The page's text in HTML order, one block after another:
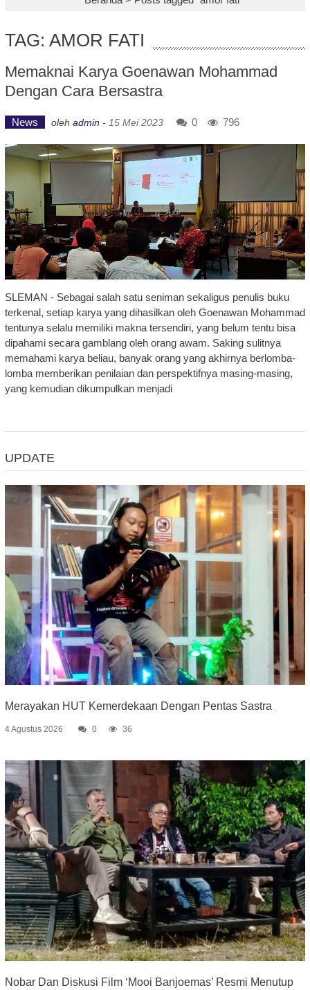
TAG: AMOR FATI
Memaknai Karya Goenawan Mohammad
Dengan Cara Bersastra
News oleh admin - 15 Mei 2023 0 796
SLEMAN - Sebagai salah satu seniman sekaligus penulis buku
terkenal, setiap karya yang dihasilkan oleh Goenawan Mohammad
tentunya selalu memiliki makna tersendiri, yang belum tentu bisa
dipahami secara gamblang oleh orang awam. Saking sulitnya
memahami karya beliau, banyak orang yang akhirnya berlomba-
lomba memberikan penilaian dan perspektifnya masing-masing,
yang kemudian dikumpulkan menjadi
UPDATE
Merayakan HUT Kemerdekaan Dengan Pentas Sastra
4 Agustus 2026 0 36
Nobar Dan Diskusi Film ‘Mooi Banjoemas’ Resmi Menutup